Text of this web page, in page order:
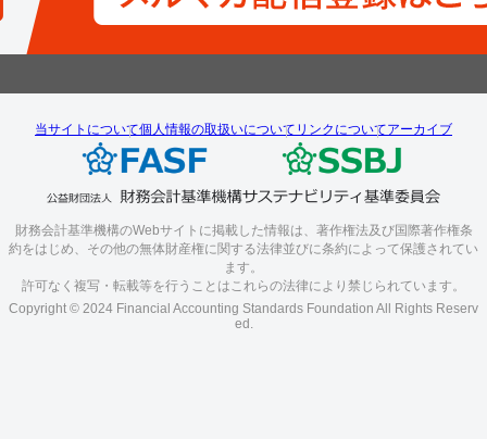
当サイトについて個人情報の取扱いについて リンクについてアーカイブ
財務会計基準機構のWebサイトに掲載した情報は、著作権法及び国際著作権条
約をはじめ、その他の無体財産権に関する法律並びに条約によって保護されてい
ます。
許可なく複写・転載等を行うことはこれらの法律により禁じられています。
Copyright © 2024 Financial Accounting Standards Foundation All Rights Reserv
ed.